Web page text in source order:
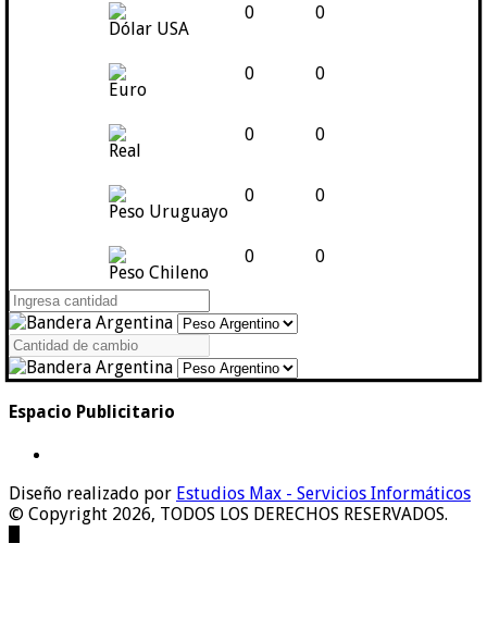
Dólar USA
0 0
Euro
0 0
Real
0 0
Peso Uruguayo
0 0
Peso Chileno
0 0
Espacio Publicitario
Diseño realizado por Estudios Max - Servicios Informáticos
© Copyright 2026, TODOS LOS DERECHOS RESERVADOS.